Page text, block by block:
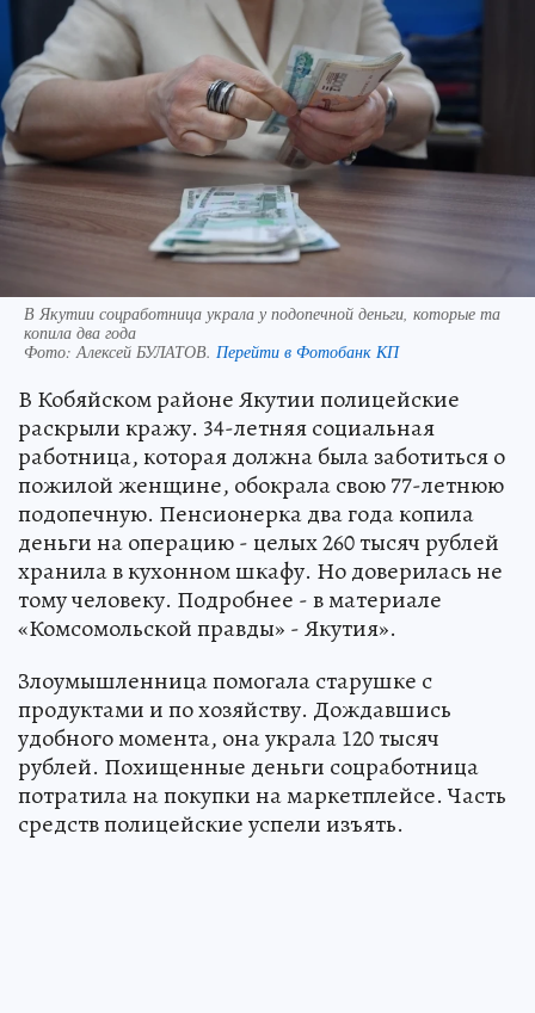
В Якутии соцработница украла у подопечной деньги, которые та
копила два года
Фото:Алексей БУЛАТОВ. Перейти в Фотобанк КП
В Кобяйском районе Якутии полицейские
раскрыли кражу. 34-летняя социальная
работница, которая должна была заботиться о
пожилой женщине, обокрала свою 77-летнюю
подопечную. Пенсионерка два года копила
деньги на операцию - целых 260 тысяч рублей
хранила в кухонном шкафу. Но доверилась не
тому человеку. Подробнее - в материале
«Комсомольской правды» - Якутия».
Злоумышленница помогала старушке с
продуктами и по хозяйству. Дождавшись
удобного момента, она украла 120 тысяч
рублей. Похищенные деньги соцработница
потратила на покупки на маркетплейсе. Часть
средств полицейские успели изъять.